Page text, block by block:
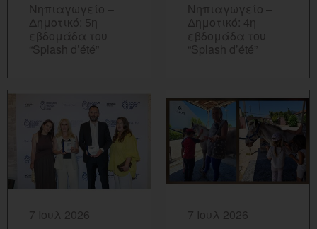
Νηπιαγωγείο –
Δημοτικό: 5η
εβδομάδα του
“Splash d’été”
Νηπιαγωγείο –
Δημοτικό: 4η
εβδομάδα του
“Splash d’été”
7 Ιουλ 2026
7 Ιουλ 2026